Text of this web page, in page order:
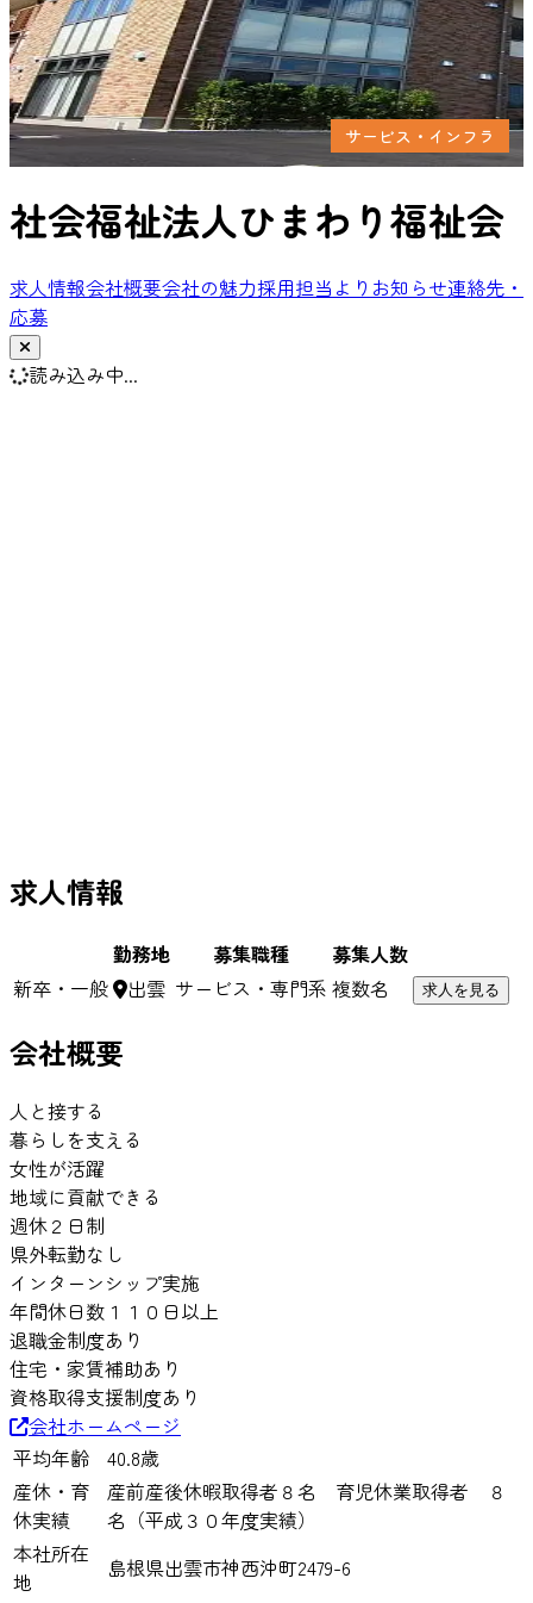
サービス・インフラ
社会福祉法人ひまわり福祉会
求人情報会社概要会社の魅力採用担当より お知らせ連絡先・
応募
読み込み中...
求人情報
勤務地 募集職種
募集人数
新卒・一般
出雲 サービス・専門系 複数名 求人を見る
会社概要
人と接する
暮らしを支える
女性が活躍
地域に貢献できる
週休２日制
県外転勤なし
インターンシップ実施
年間休日数１１０日以上
退職金制度あり
住宅・家賃補助あり
資格取得支援制度あり
会社ホームページ
平均年齢
40.8歳
産休・育
休実績
産前産後休暇取得者８名 育児休業取得者 ８
名（平成３０年度実績）
本社所在
地
島根県出雲市神西沖町2479-6